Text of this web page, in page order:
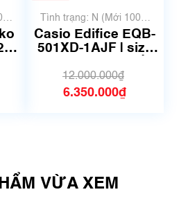
|
Tình trạng: N (Mới 100%
chưa qua sử dụng)
Casio Edifice EQB-
501XD-1AJF | size
6190
12.000.000₫
6.350.000₫
VỪA XEM